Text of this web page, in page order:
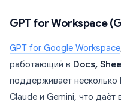
GPT for Workspace
GPT for Google Workspace
работающий в Docs,
поддерживает
Claude и Gemini, что